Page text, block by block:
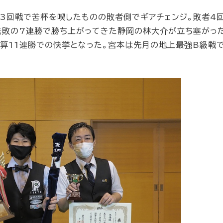
戦で苦杯を喫したものの敗者側でギアチェンジ。敗者4
の7連勝で勝ち上がってきた静岡の林大介が立ち塞がった
連勝での快挙となった。宮本は先月の地上最強B級戦